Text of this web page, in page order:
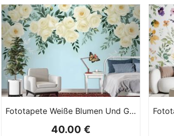
Fototapete Weiße Blumen Und Gelber Schmetterling
40.00 €